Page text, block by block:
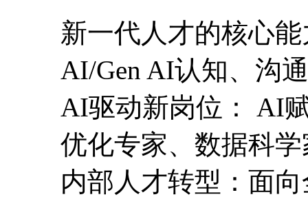
新一代人才的核心能力
AI/Gen AI认知、沟
AI驱动新岗位： AI
优化专家、数据科
内部人才转型：面向